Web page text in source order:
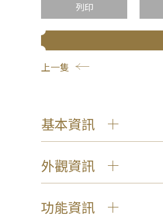
列印
上一隻
基本資訊
外觀資訊
功能資訊